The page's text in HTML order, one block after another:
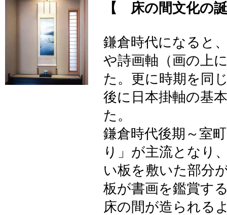
【 床の間文化の
鎌倉時代になると
や詩画軸（画の上
た。更に時期を同
後に日本掛軸の基
た。
鎌倉時代後期～室
り」が主流となり
い板を敷いた部分
板が書画を鑑賞す
床の間が造られる